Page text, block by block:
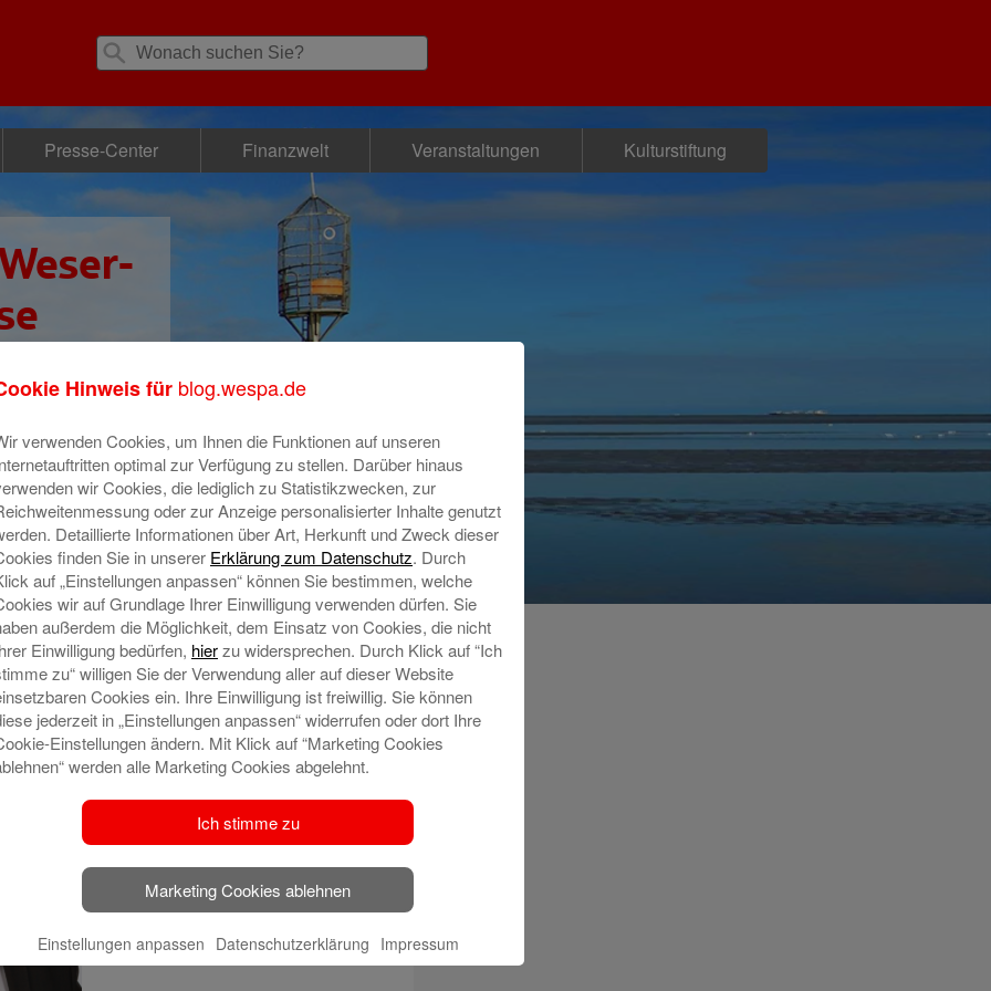
Presse-Center Finanzwelt Veranstaltungen Kulturstiftung
1
Hinweis für blog.wespa.de
verwenden Cookies, um Ihnen die Funktionen auf unseren
optimal zur Verfügung zu stellen. Darüber hinaus
wir Cookies, die lediglich zu Statistikzwecken, zur
oder zur Anzeige personalisierter Inhalte genutzt
Detaillierte Informationen über Art, Herkunft und Zweck dieser
finden Sie in unserer Erklärung zum Datenschutz. Durch
auf „Einstellungen anpassen“ können Sie bestimmen, welche
wir auf Grundlage Ihrer Einwilligung verwenden dürfen. Sie
außerdem die Möglichkeit, dem Einsatz von Cookies, die nicht
Einwilligung bedürfen, hierzu widersprechen. Durch Klick auf “Ich
zu“ willigen Sie der Verwendung aller auf dieser Website
Cookies ein. Ihre Einwilligung ist freiwillig. Sie können
jederzeit in „Einstellungen anpassen“ widerrufen oder dort Ihre
Einstellungen ändern. Mit Klick auf “Marketing Cookies
werden alle Marketing Cookies abgelehnt.
Ich stimme zu
Marketing Cookies ablehnen
Einstellungen anpassen Datenschutzerklärung Impressum